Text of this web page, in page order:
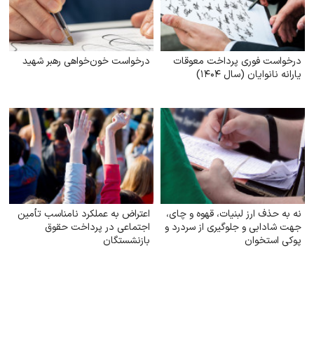
درخواست فوری پرداخت معوقات
یارانه نانوایان (سال ۱۴۰۴)
درخواست خون‌خواهی رهبر شهید
نه به حذف ارز لبنیات، قهوه و چای،
جهت شادابی و جلوگیری از سردرد و
پوکی استخوان
اعتراض به عملکرد نامناسب تأمین
اجتماعی در پرداخت حقوق
بازنشستگان